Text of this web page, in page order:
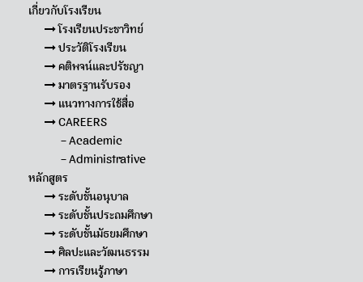
เกี่ยวกับโรงเรียน
โรงเรียนประชาวิทย์
ประวัติโรงเรียน
คติพจน์และปรัชญา
มาตรฐานรับรอง
แนวทางการใช้สื่อ
CAREERS
– Academic
– Administrative
หลักสูตร
ระดับชั้นอนุบาล
ระดับชั้นประถมศึกษา
ระดับชั้นมัธยมศึกษา
ศิลปะและวัฒนธรรม
การเรียนรู้ภาษา